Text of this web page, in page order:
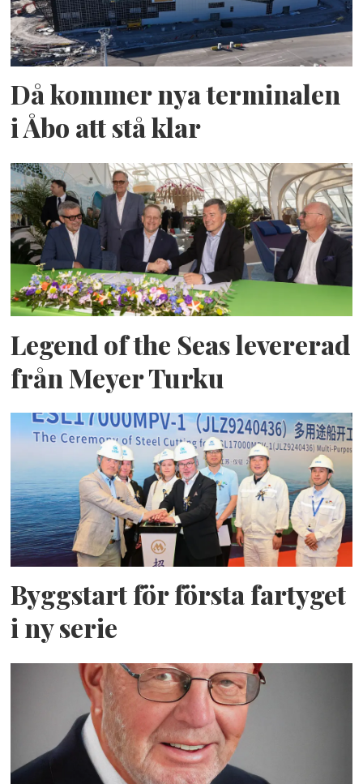
Då kommer nya terminalen
i Åbo att stå klar
Legend of the Seas levererad
från Meyer Turku
Byggstart för första fartyget
i ny serie